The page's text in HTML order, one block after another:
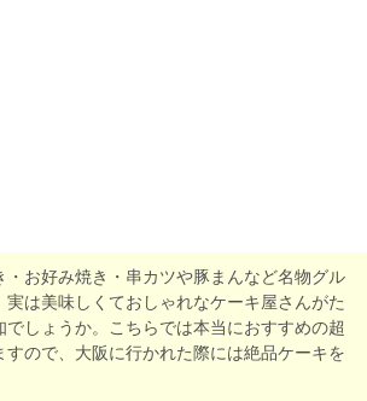
・お好み焼き・串カツや豚まんなど名物グル
実は美味しくておしゃれなケーキ屋さんがた
でしょうか。こちらでは本当におすすめの超
すので、大阪に行かれた際には絶品ケーキを